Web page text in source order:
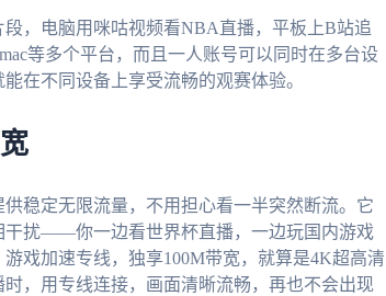
，电脑用咪咕视频看NBA直播，平板上B站追
等多个平台，而且一人账号可以同时在多台设
在不同设备上享受流畅的观赛体验。
供稳定无限流量，不用担心看一半突然断流。它
干扰——你一边看世界杯直播，一边玩国内游戏
戏加速专线，独享100M带宽，就算是4K超高清
，用专线连接，画面清晰流畅，再也不会出现